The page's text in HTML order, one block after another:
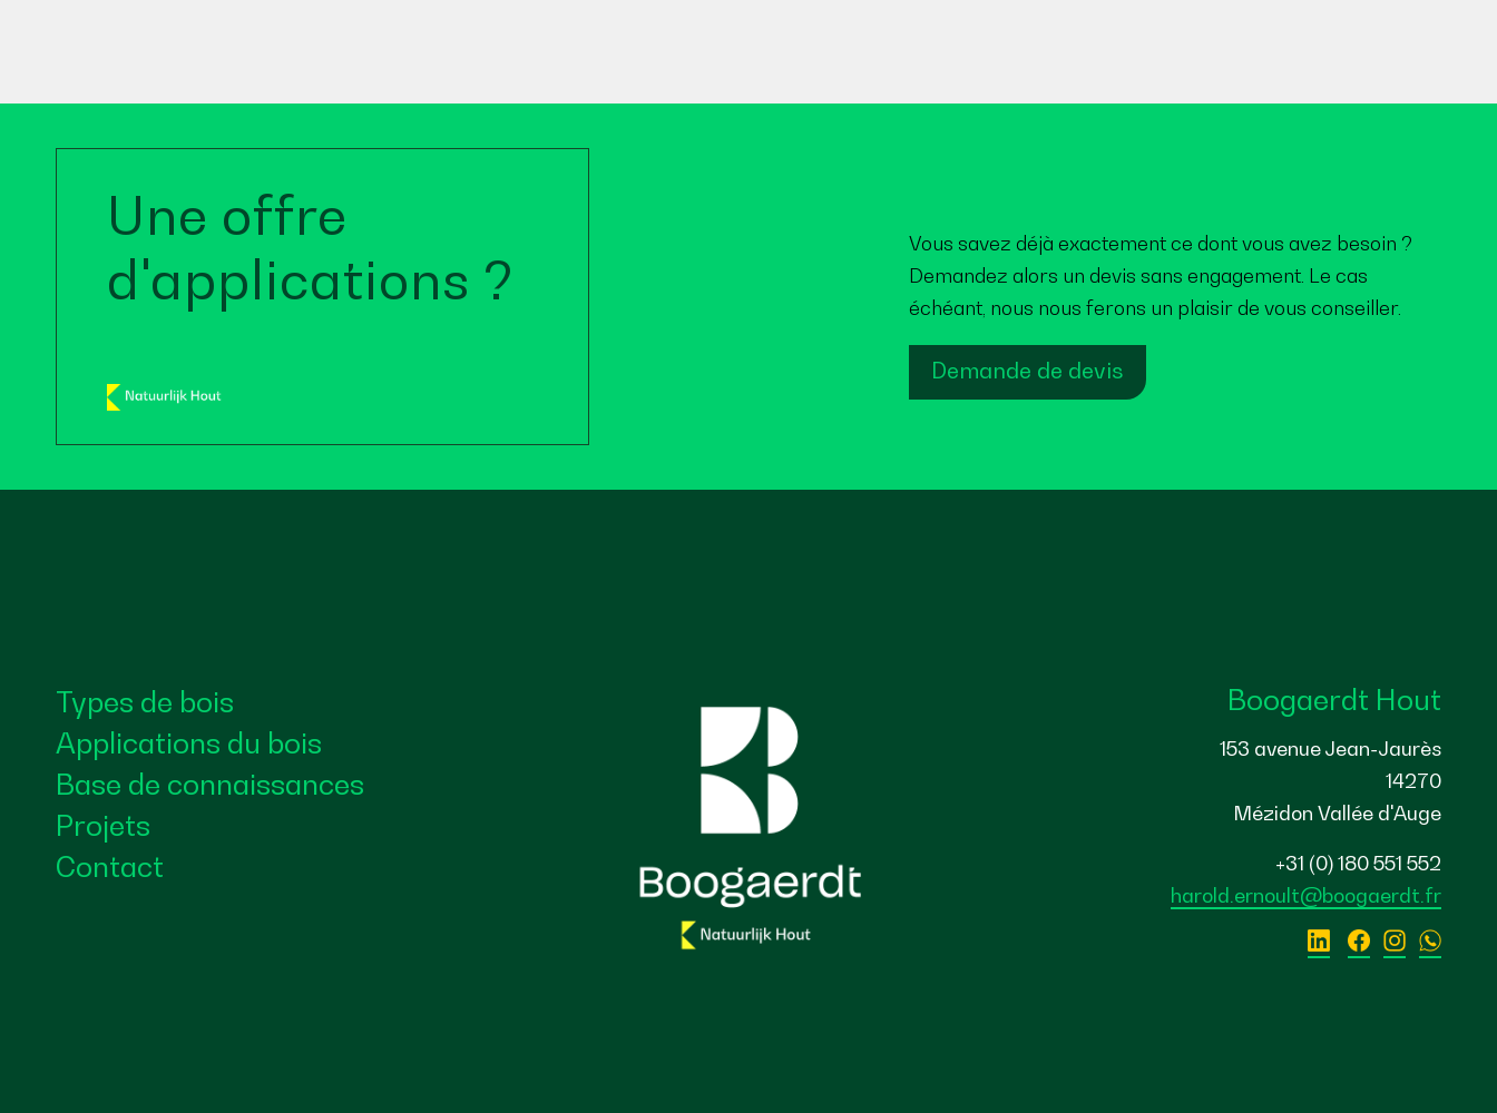
Une offre
d'applications ?
Vous savez déjà exactement ce dont vous avez besoin ?
Demandez alors un devis sans engagement. Le cas
échéant, nous nous ferons un plaisir de vous conseiller.
Demande de devis
Types de bois
Applications du bois
Base de connaissances
Projets
Contact
Boogaerdt Hout
153 avenue Jean-Jaurès
14270
Mézidon Vallée d'Auge
+31 (0) 180 551 552
harold.ernoult@boogaerdt.fr